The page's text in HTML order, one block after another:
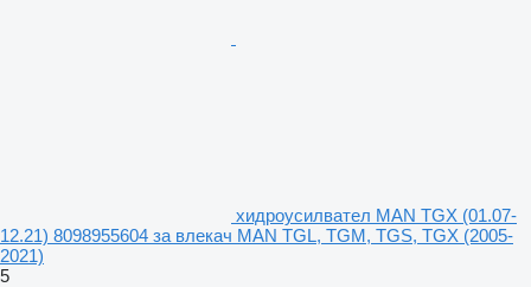
хидроусилвател MAN TGX (01.07-
12.21) 8098955604 за влекач MAN TGL, TGM, TGS, TGX (2005-
2021)
5